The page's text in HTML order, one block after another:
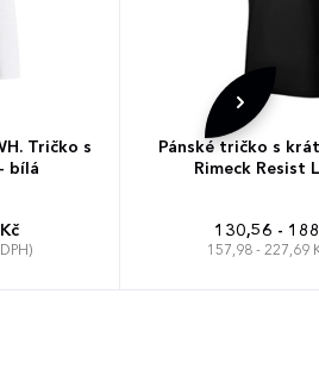
Tričko s
bílá
Pánské tričko s
Rimeck Resist
130,56 -
157,98 - 227,69